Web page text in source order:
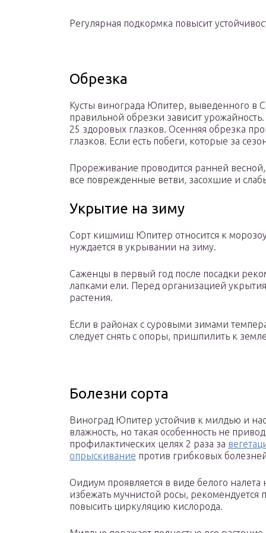
Регулярная подкормка повысит
Обрезка
Кусты винограда Юпитер, выведенного
правильной обрезки зависит
25 здоровых глазков. Осенняя обрезка
глазков. Если есть побеги, которые за
Прореживание проводится ранней
все поврежденные ветви, засохшие и
Укрытие на зиму
Сорт кишмиш Юпитер относится к
нуждается в укрывании на зиму.
Саженцы в первый год после посадки
лапками ели. Перед организацией
растения.
Если в районах с суровыми зимами
следует снять с опоры, пришпилить к
Болезни сорта
Виноград Юпитер устойчив к милдью и
влажность, но такая особенность не
профилактических целях 2 раза за
опрыскивание против грибковых
Оидиум проявляется в виде белого налета
избежать мучнистой росы, рекомендуется
повысить циркуляцию кислорода.